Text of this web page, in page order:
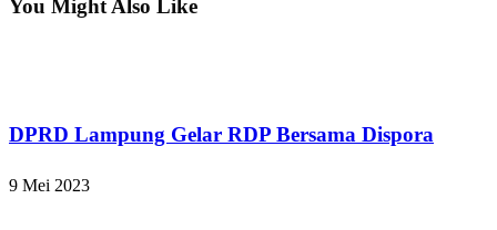
You Might Also Like
DPRD Lampung Gelar RDP Bersama Dispora
9 Mei 2023